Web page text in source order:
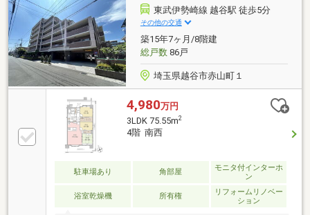
目店 400ｍ 徒歩5分◆越谷津田医院 350ｍ 徒歩5
分◆かさなみ動物病院 300ｍ 徒歩4分
東武伊勢崎線 越谷駅 徒歩5分
その他の交通
築15年7ヶ月/8階建
総戸数86戸
埼玉県越谷市赤山町１
4,980万円
3LDK 75.55m2
4階 南西
駐車場あり 角部屋
モニタ付インターホ
ン
浴室乾燥機 所有権
リフォームリノベー
ション